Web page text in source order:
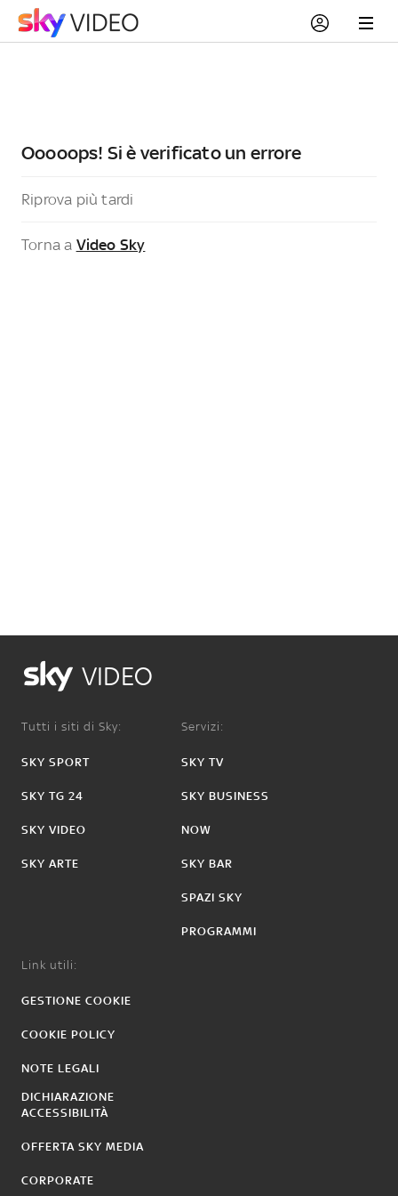
Ooooops! Si è verificato un errore
Riprova più tardi
Torna a Video Sky
VIDEO
Tutti i siti di Sky:
SKY SPORT
SKY TG 24
SKY VIDEO
SKY ARTE
Servizi:
SKY TV
SKY BUSINESS
NOW
SKY BAR
SPAZI SKY
PROGRAMMI
Link utili:
GESTIONE COOKIE
COOKIE POLICY
NOTE LEGALI
DICHIARAZIONE
ACCESSIBILITÀ
OFFERTA SKY MEDIA
CORPORATE